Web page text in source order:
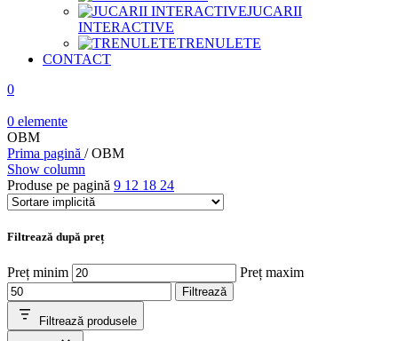
JUCARII
INTERACTIVE
TRENULETE
CONTACT
0
0 elemente
OBM
Prima pagină / OBM
Show column
Produse pe pagină 9 12 18 24
Filtrează după preț
Preț minim Preț maxim
Filtrează
Filtrează produsele